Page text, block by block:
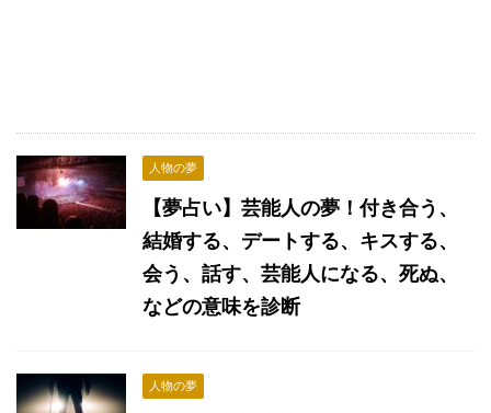
人物の夢
【夢占い】芸能人の夢！付き合う、
結婚する、デートする、キスする、
会う、話す、芸能人になる、死ぬ、
などの意味を診断
人物の夢